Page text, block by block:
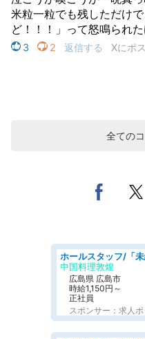
全ての
中国料理敦煌
広島県 広島市
時給1,150円～
正社員
スポンサー：求人ボ